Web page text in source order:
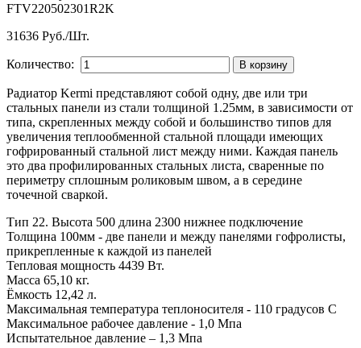
FTV220502301R2K
31636 Руб./Шт.
Количество:
Радиатор Kermi представляют собой одну, две или три
стальных панели из стали толщиной 1.25мм, в зависимости от
типа, скрепленных между собой и большинство типов для
увеличения теплообменной стальной площади имеющих
гофрированный стальной лист между ними. Каждая панель
это два профилированных стальных листа, сваренные по
периметру сплошным роликовым швом, а в середине
точечной сваркой.
Тип 22. Высота 500 длина 2300 нижнее подключение
Толщина 100мм - две панели и между панелями гофролисты,
прикрепленные к каждой из панелей
Тепловая мощность 4439 Вт.
Масса 65,10 кг.
Ёмкость 12,42 л.
Максимальная температура теплоносителя - 110 градусов С
Максимальное рабочее давление - 1,0 Мпа
Испытательное давление – 1,3 Мпа